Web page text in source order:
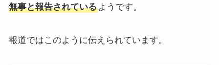
無事と報告されているようです。
報道ではこのように伝えられています。